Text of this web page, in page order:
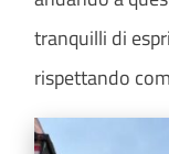
tranquilli di
rispettando